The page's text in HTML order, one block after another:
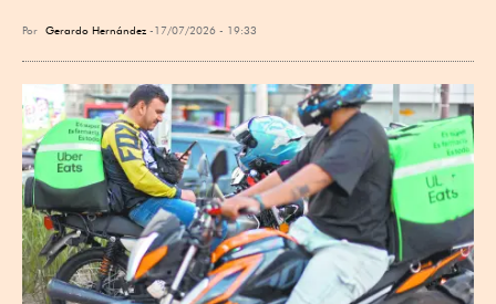
Por Gerardo Hernández 17/07/2026 - 19:33